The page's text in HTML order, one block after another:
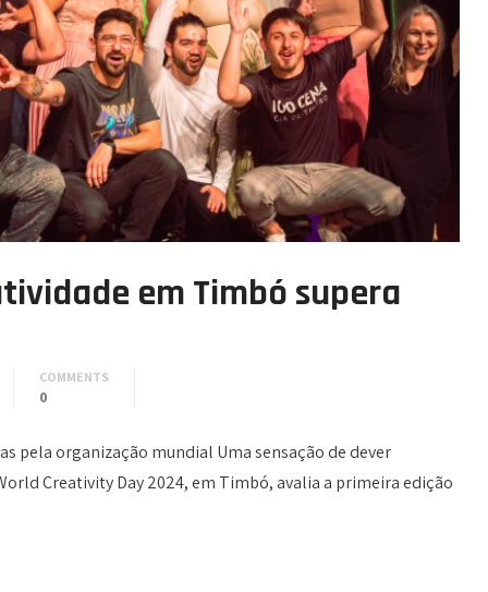
em Timbó supera
COMMENTS
0
pela organização mundial Uma sensação de dever
Creativity Day 2024, em Timbó, avalia a primeira edição